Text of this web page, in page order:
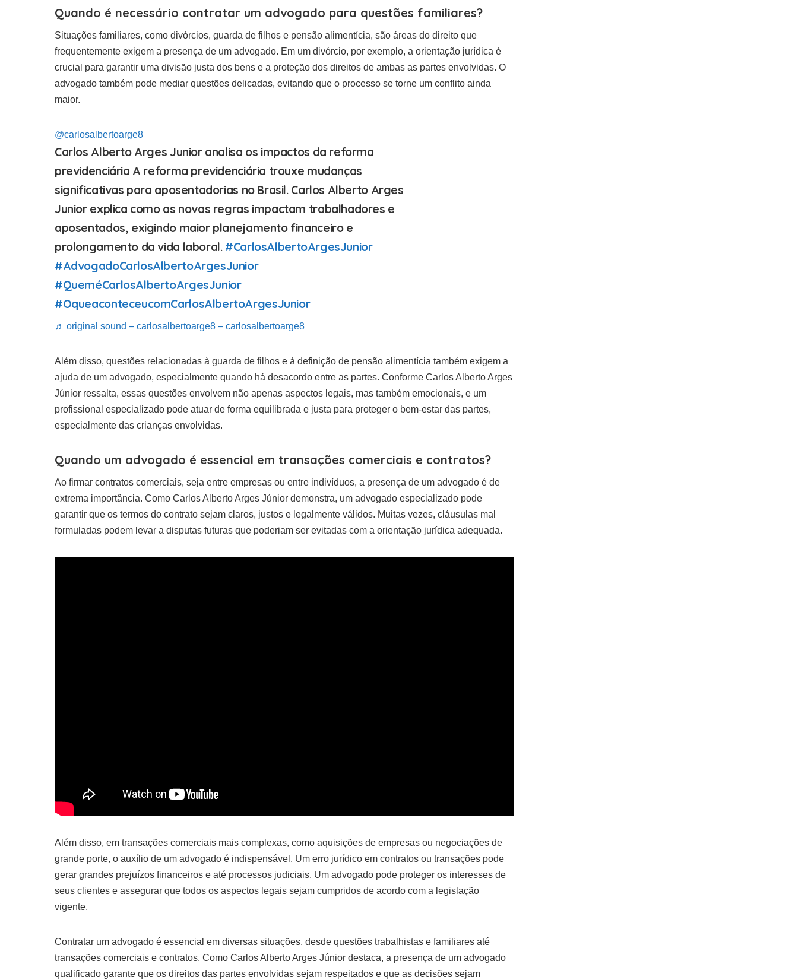
Quando é necessário contratar um advogado para questões familiares?
Situações familiares, como divórcios, guarda de filhos e pensão alimentícia, são áreas do direito que
frequentemente exigem a presença de um advogado. Em um divórcio, por exemplo, a orientação jurídica é
crucial para garantir uma divisão justa dos bens e a proteção dos direitos de ambas as partes envolvidas. O
advogado também pode mediar questões delicadas, evitando que o processo se torne um conflito ainda
maior.
@carlosalbertoarge8
Carlos Alberto Arges Junior analisa os impactos da reforma
previdenciária A reforma previdenciária trouxe mudanças
significativas para aposentadorias no Brasil. Carlos Alberto Arges
Junior explica como as novas regras impactam trabalhadores e
aposentados, exigindo maior planejamento financeiro e
prolongamento da vida laboral. #CarlosAlbertoArgesJunior
#AdvogadoCarlosAlbertoArgesJunior
#QueméCarlosAlbertoArgesJunior
#OqueaconteceucomCarlosAlbertoArgesJunior
♬ original sound – carlosalbertoarge8 – carlosalbertoarge8
Além disso, questões relacionadas à guarda de filhos e à definição de pensão alimentícia também exigem a
ajuda de um advogado, especialmente quando há desacordo entre as partes. Conforme Carlos Alberto Arges
Júnior ressalta, essas questões envolvem não apenas aspectos legais, mas também emocionais, e um
profissional especializado pode atuar de forma equilibrada e justa para proteger o bem-estar das partes,
especialmente das crianças envolvidas.
Quando um advogado é essencial em transações comerciais e contratos?
Ao firmar contratos comerciais, seja entre empresas ou entre indivíduos, a presença de um advogado é de
extrema importância. Como Carlos Alberto Arges Júnior demonstra, um advogado especializado pode
garantir que os termos do contrato sejam claros, justos e legalmente válidos. Muitas vezes, cláusulas mal
formuladas podem levar a disputas futuras que poderiam ser evitadas com a orientação jurídica adequada.
Além disso, em transações comerciais mais complexas, como aquisições de empresas ou negociações de
grande porte, o auxílio de um advogado é indispensável. Um erro jurídico em contratos ou transações pode
gerar grandes prejuízos financeiros e até processos judiciais. Um advogado pode proteger os interesses de
seus clientes e assegurar que todos os aspectos legais sejam cumpridos de acordo com a legislação
vigente.
Contratar um advogado é essencial em diversas situações, desde questões trabalhistas e familiares até
transações comerciais e contratos. Como Carlos Alberto Arges Júnior destaca, a presença de um advogado
qualificado garante que os direitos das partes envolvidas sejam respeitados e que as decisões sejam